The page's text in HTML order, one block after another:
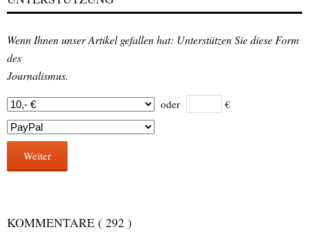
Wenn Ihnen unser Artikel gefallen hat: Unterstützen Sie diese Form
des
Journalismus.
oder €
Weiter
KOMMENTARE ( 292 )